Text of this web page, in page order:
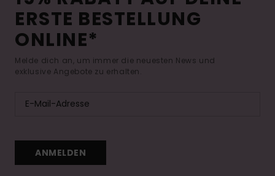
ERSTE BESTELLUNG
ONLINE*
Melde dich an, um immer die neuesten News und
exklusive Angebote zu erhalten.
ANMELDEN